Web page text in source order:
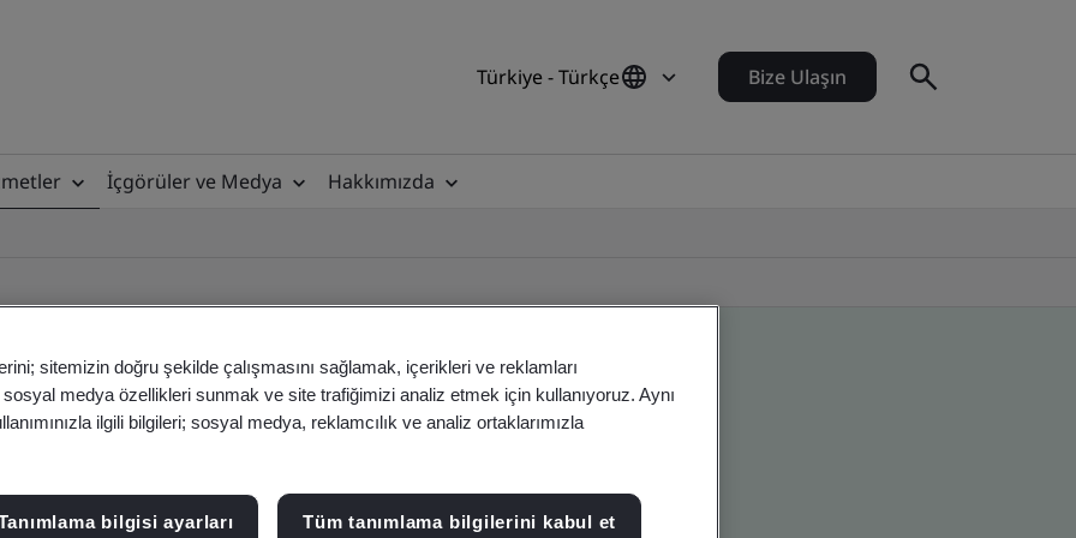
Türkiye - Türkçe Bize Ulaşın
İçgörüler ve Medya
Hakkımızda
- Validation and Verification
sitemizin doğru şekilde çalışmasını sağlamak, içerikleri ve reklamları
medya özellikleri sunmak ve site trafiğimizi analiz etmek için kullanıyoruz. Aynı
ilgili bilgileri; sosyal medya, reklamcılık ve analiz ortaklarımızla
bilgisi ayarları Tüm tanımlama bilgilerini kabul et